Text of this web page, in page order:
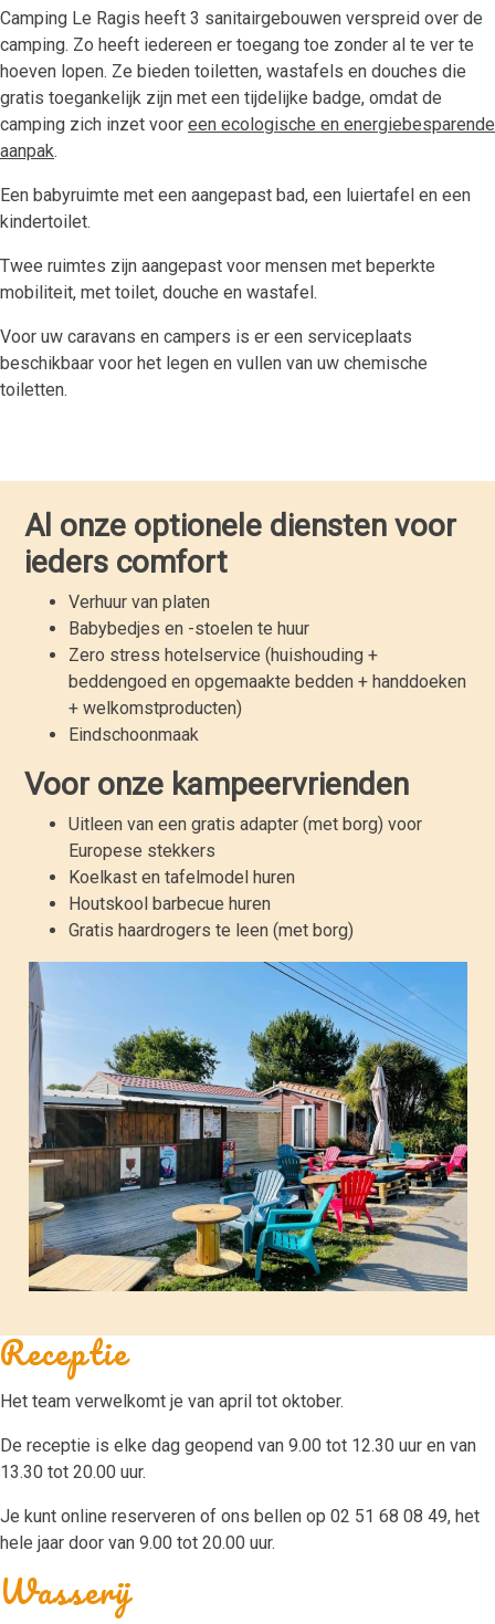
Camping Le Ragis heeft 3 sanitairgebouwen verspreid over de
camping. Zo heeft iedereen er toegang toe zonder al te ver te
hoeven lopen. Ze bieden toiletten, wastafels en douches die
gratis toegankelijk zijn met een tijdelijke badge, omdat de
camping zich inzet voor een ecologische en energiebesparende
aanpak.
Een babyruimte met een aangepast bad, een luiertafel en een
kindertoilet.
Twee ruimtes zijn aangepast voor mensen met beperkte
mobiliteit, met toilet, douche en wastafel.
Voor uw caravans en campers is er een serviceplaats
beschikbaar voor het legen en vullen van uw chemische
toiletten.
Al onze optionele diensten voor
ieders comfort
Verhuur van platen
Babybedjes en -stoelen te huur
Zero stress hotelservice (huishouding +
beddengoed en opgemaakte bedden + handdoeken
+ welkomstproducten)
Eindschoonmaak
Voor onze kampeervrienden
Uitleen van een gratis adapter (met borg) voor
Europese stekkers
Koelkast en tafelmodel huren
Houtskool barbecue huren
Gratis haardrogers te leen (met borg)
Receptie
Het team verwelkomt je van april tot oktober.
De receptie is elke dag geopend van 9.00 tot 12.30 uur en van
13.30 tot 20.00 uur.
Je kunt online reserveren of ons bellen op 02 51 68 08 49, het
hele jaar door van 9.00 tot 20.00 uur.
Wasserij